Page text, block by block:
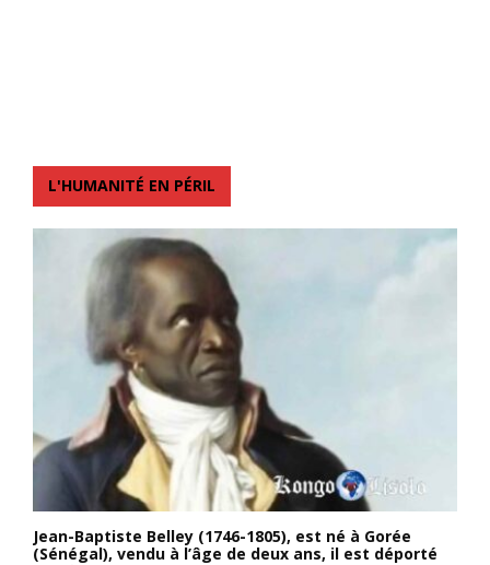
L'HUMANITÉ EN PÉRIL
Jean-Baptiste Belley (1746-1805), est né à Gorée
(Sénégal), vendu à l’âge de deux ans, il est déporté